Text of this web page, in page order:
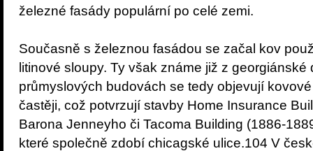
železné fasády populární po celé zemi.
Současně s železnou fasádou se začal kov
litinové sloupy. Ty však známe již z
průmyslových budovách se tedy objevují
častěji, což potvrzují stavby Home Insurance
Barona Jenneyho či Tacoma Building (1886-
které společně zdobí chicagské ulice.104 V